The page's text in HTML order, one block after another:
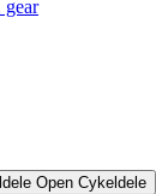
gear
Open Cykeldele